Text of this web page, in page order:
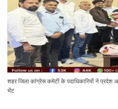
शहर जिला कांग्रेस कमेटी के पदाधिकारियों ने प्रदेश
भेंट